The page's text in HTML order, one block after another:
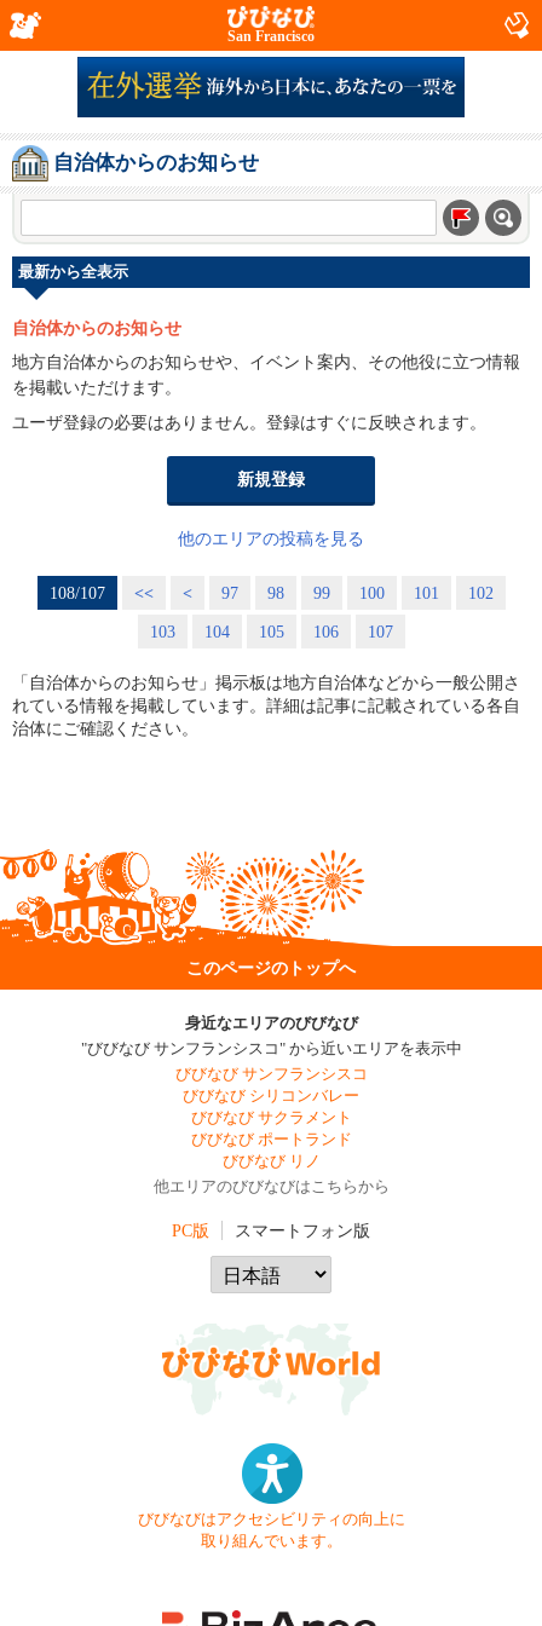
San Francisco
自治体からのお知らせ
最新から全表示
自治体からのお知らせ
地方自治体からのお知らせや、イベント案内、その他役に立つ情報
を掲載いただけます。
ユーザ登録の必要はありません。登録はすぐに反映されます。
新規登録
他のエリアの投稿を見る
108/107 << < 97 98 99 100 101
102
103
104 105 106 107
「自治体からのお知らせ」掲示板は地方自治体などから一般公開さ
れている情報を掲載しています。詳細は記事に記載されている各自
治体にご確認ください。
このページのトップへ
身近なエリアのびびなび
"びびなび サンフランシスコ" から近いエリアを表示中
びびなび サンフランシスコ
びびなび シリコンバレー
びびなび サクラメント
びびなび ポートランド
びびなび リノ
他エリアのびびなびはこちらから
PC版 スマートフォン版
びびなびはアクセシビリティの向上に
取り組んでいます。